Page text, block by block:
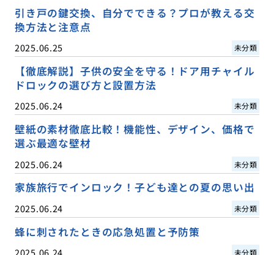
引き戸の鍵交換、自分でできる？プロが教える交
換方法と注意点
2025.06.25 未分類
【徹底解説】子供の安全を守る！ドア用チャイル
ドロックの選び方と設置方法
2025.06.24 未分類
壁紙の素材徹底比較！機能性、デザイン、価格で
選ぶ最適な壁材
2025.06.24 未分類
家族旅行でインロック！子ども達との夏の思い出
2025.06.24 未分類
蜂に刺されたときの応急処置と予防策
2025.06.24 未分類